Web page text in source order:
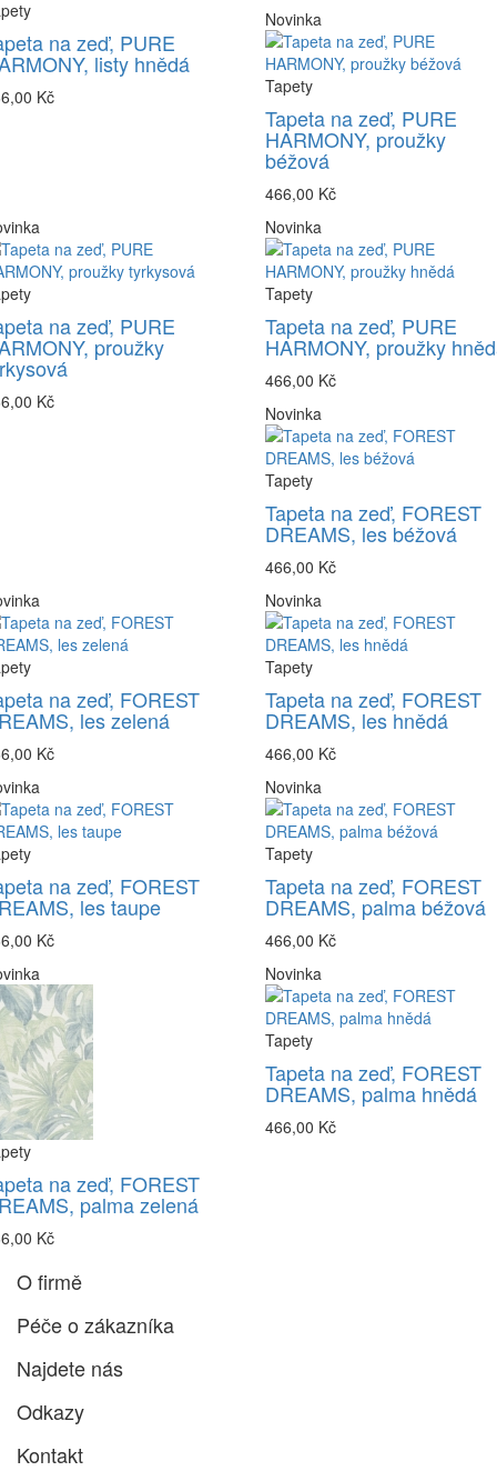
na zeď, PURE
listy hnědá
Kč
Novinka
Tapety
Tapeta na zeď, PURE
HARMONY, proužky
béžová
466,00 Kč
na zeď, PURE
proužky
Kč
Novinka
Tapety
Tapeta na zeď, PURE
HARMONY, proužky
466,00 Kč
Novinka
Tapety
Tapeta na zeď, FOREST
DREAMS, les béžová
466,00 Kč
na zeď, FOREST
les zelená
Kč
Novinka
Tapety
Tapeta na zeď, FOREST
DREAMS, les hnědá
466,00 Kč
na zeď, FOREST
les taupe
Kč
Novinka
Tapety
Tapeta na zeď, FOREST
DREAMS, palma béžová
466,00 Kč
na zeď, FOREST
palma zelená
Kč
Novinka
Tapety
Tapeta na zeď, FOREST
DREAMS, palma hnědá
466,00 Kč
O firmě
Péče o zákazníka
Najdete nás
Odkazy
Kontakt